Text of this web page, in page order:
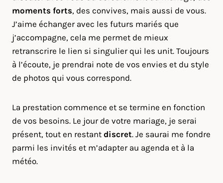
moments forts, des convives, mais aussi de vous.
J’aime échanger avec les futurs mariés que
j’accompagne, cela me permet de mieux
retranscrire le lien si singulier qui les unit. Toujours
à l’écoute, je prendrai note de vos envies et du style
de photos qui vous correspond.
La prestation commence et se termine en fonction
de vos besoins. Le jour de votre mariage, je serai
présent, tout en restant discret. Je saurai me fondre
parmi les invités et m’adapter au agenda et à la
météo.